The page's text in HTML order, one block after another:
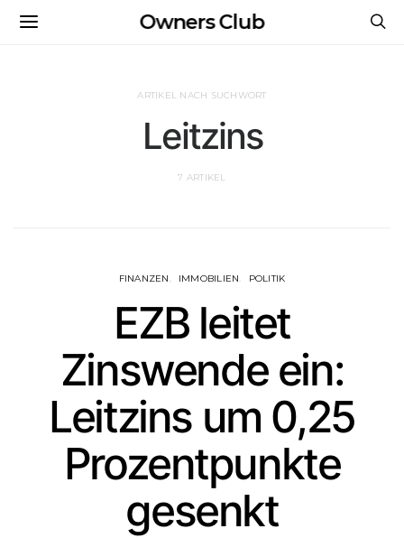
Owners Club
ARTIKEL NACH SUCHWORT
Leitzins
7 ARTIKEL
FINANZEN IMMOBILIEN POLITIK
EZB leitet
Zinswende ein:
Leitzins um 0,25
Prozentpunkte
gesenkt